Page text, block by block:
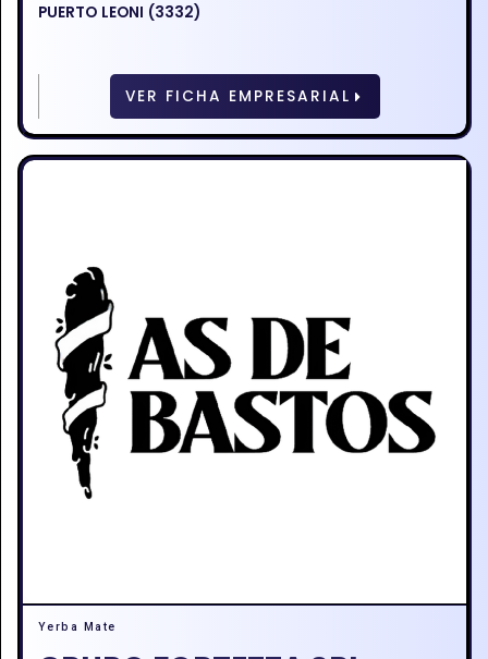
PUERTO LEONI (3332)
VER FICHA EMPRESARIAL
Yerba Mate